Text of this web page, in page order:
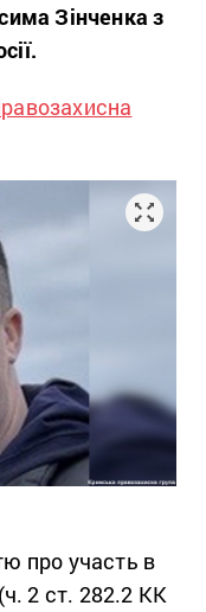
Зінченка з
про участь в
(ч. 2 ст. 282.2 КК